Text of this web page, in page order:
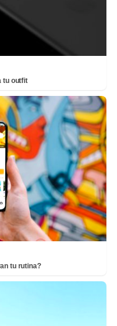
tu outfit
tu rutina?